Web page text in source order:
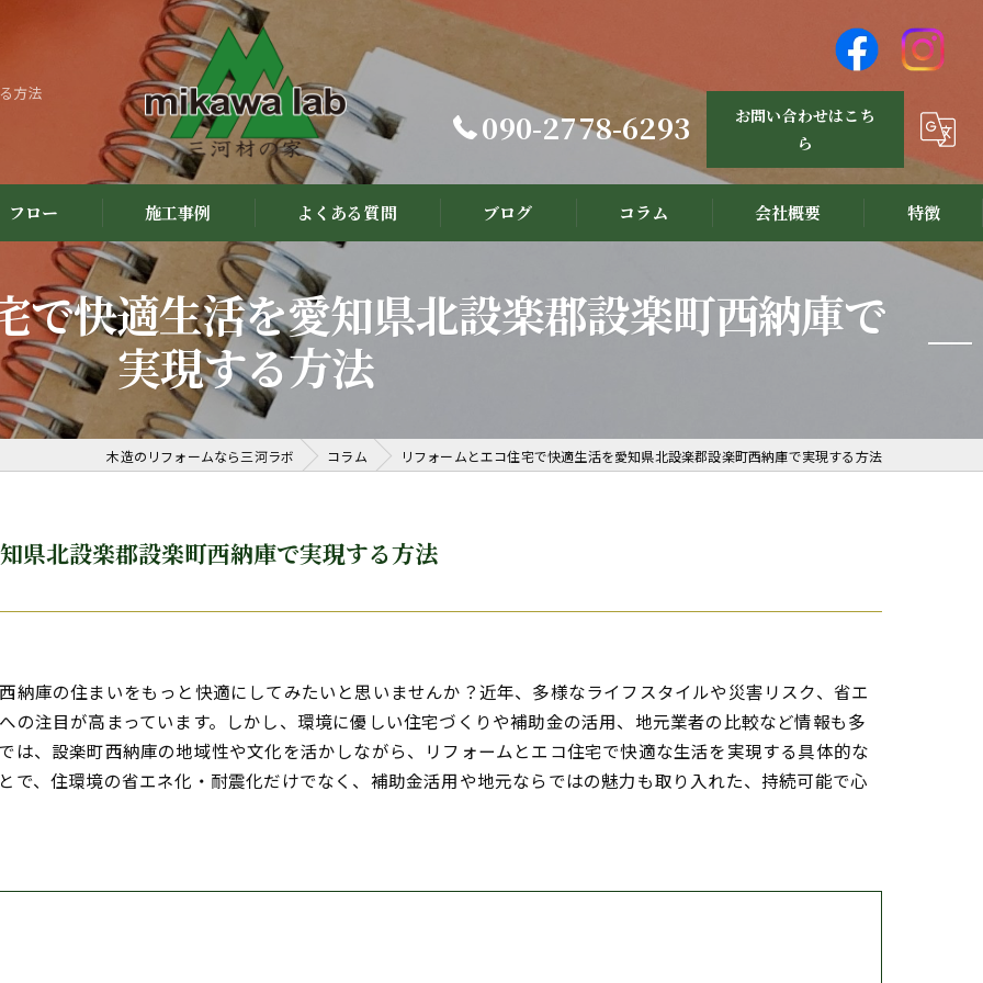
方法
090-2778-6293
お問い合わせはこち
ら
フロー 施工事例 よくある質問 ブログ コラム 会社概要 特徴
リノベーション
注文住宅
で快適生活を愛知県北設楽郡設楽町西納庫で
実現する方法
木造のリフォームなら三河ラボ コラム リフォームとエコ住宅で快適生活を愛知県北設楽郡設楽町西納庫で実現する方法
県北設楽郡設楽町西納庫で実現する方法
納庫の住まいをもっと快適にしてみたいと思いませんか？近年、多様なライフスタイルや災害リスク、省エ
の注目が高まっています。しかし、環境に優しい住宅づくりや補助金の活用、地元業者の比較など情報も多
は、設楽町西納庫の地域性や文化を活かしながら、リフォームとエコ住宅で快適な生活を実現する具体的な
で、住環境の省エネ化・耐震化だけでなく、補助金活用や地元ならではの魅力も取り入れた、持続可能で心